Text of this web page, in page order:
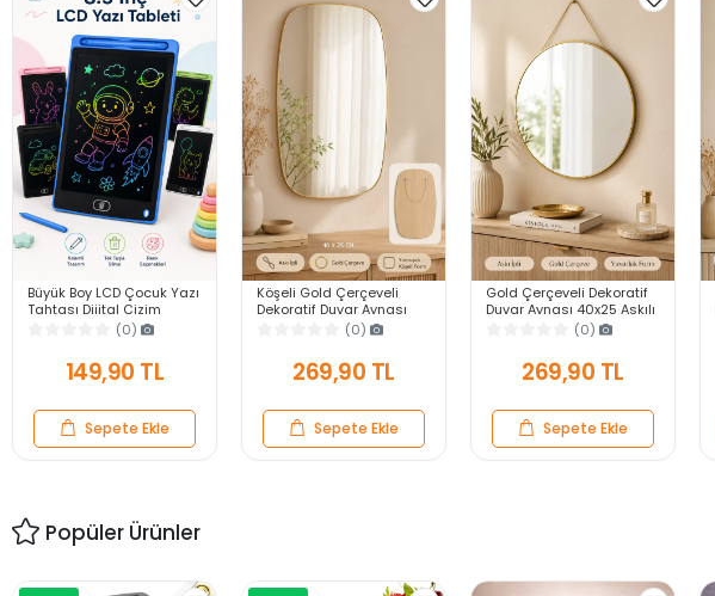
Büyük Boy LCD Çocuk Yazı
Tahtası Dijital Çizim
Tableti Kalemli Silinebilir
8.5′ Oyuncak Not Defteri
(0)
149,90 TL
Sepete Ekle
Köşeli Gold Çerçeveli
Dekoratif Duvar Aynası
40X25 Askılı Modern
Salon Antre Banyo Yatak
Odası Ayna
(0)
269,90 TL
Sepete Ekle
Gold Çerçeveli Dekoratif
Duvar Aynası 40x25 Askılı
Modern Salon Antre
Banyo Yatak Odası
Aynası
(0)
269,90 TL
Sepete Ekle
Popüler Ürünler